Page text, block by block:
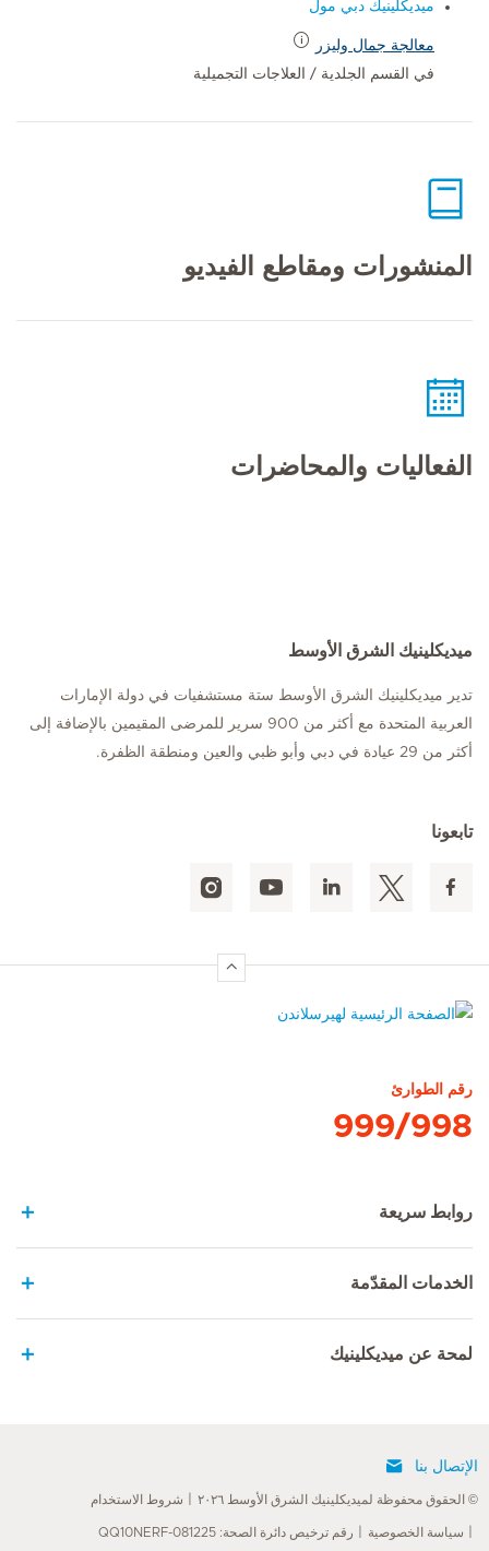
ميديكلينيك دبي مول
معالجة جمال وليزر
في القسم الجلدية / العلاجات التجميلية
المنشورات ومقاطع الفيديو
الفعاليات والمحاضرات
ميديكلينيك الشرق الأوسط
تدير ميديكلينيك الشرق الأوسط ستة مستشفيات في دولة الإمارات
العربية المتحدة مع أكثر من 900 سرير للمرضى المقيمين بالإضافة إلى
أكثر من 29 عيادة في دبي وأبو ظبي والعين ومنطقة الظفرة.
تابعونا
رقم الطوارئ
999/998
روابط سريعة
الخدمات المقدّمة
لمحة عن ميديكلينيك
الإتصال بنا
© الحقوق محفوظة لميديكلينيك الشرق الأوسط ٢٠٢٦ شروط الاستخدام
سياسة الخصوصية رقم ترخيص دائرة الصحة: QQ10NERF-081225